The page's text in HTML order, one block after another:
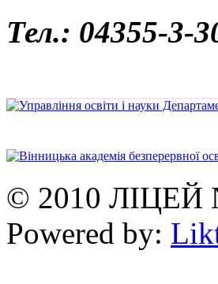
Тел.: 04355-3-
© 2010
Powered by: